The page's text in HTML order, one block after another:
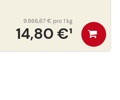
14,80 €¹
9.866,67 € pro 1 kg